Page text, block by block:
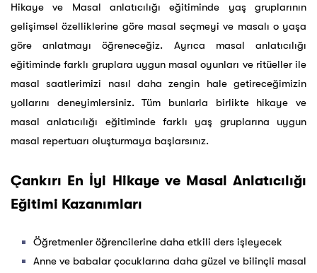
Hikaye ve Masal anlatıcılığı eğitiminde yaş gruplarının
gelişimsel özelliklerine göre masal seçmeyi ve masalı o yaşa
göre anlatmayı öğreneceğiz. Ayrıca masal anlatıcılığı
eğitiminde farklı gruplara uygun masal oyunları ve ritüeller ile
masal saatlerimizi nasıl daha zengin hale getireceğimizin
yollarını deneyimlersiniz. Tüm bunlarla birlikte hikaye ve
masal anlatıcılığı eğitiminde farklı yaş gruplarına uygun
masal repertuarı oluşturmaya başlarsınız.
Çankırı En İyi Hikaye ve Masal Anlatıcılığı
Eğitimi Kazanımları
Öğretmenler öğrencilerine daha etkili ders işleyecek
Anne ve babalar çocuklarına daha güzel ve bilinçli masal